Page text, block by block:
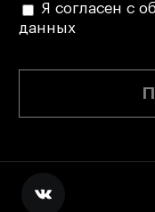
Я согласен с
данных